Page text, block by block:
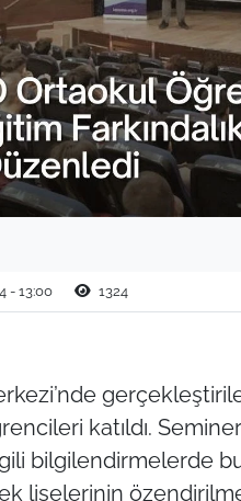
- 13:00 1324
katıldı.
bilgilendirmelerde
liselerinin